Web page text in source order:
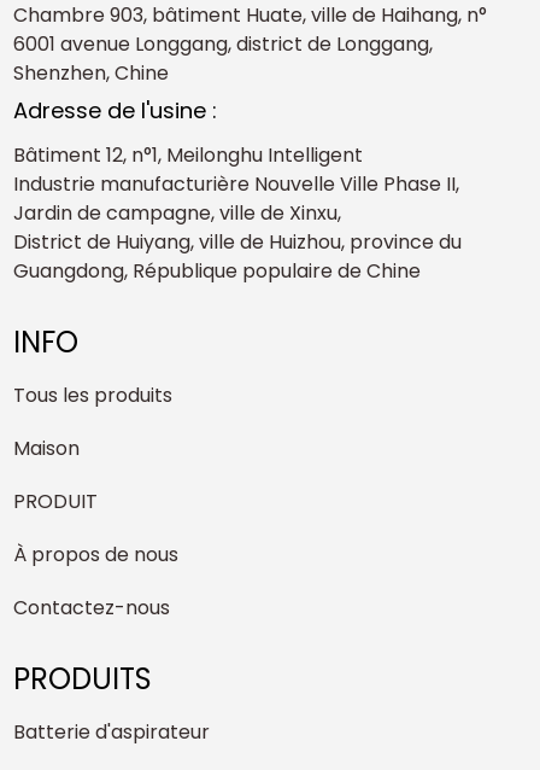
Chambre 903, bâtiment Huate, ville de Haihang, n°
6001 avenue Longgang, district de Longgang,
Shenzhen, Chine
Adresse de l'usine :
Bâtiment 12, n°1, Meilonghu Intelligent
Industrie manufacturière Nouvelle Ville Phase II,
Jardin de campagne, ville de Xinxu,
District de Huiyang, ville de Huizhou, province du
Guangdong, République populaire de Chine
INFO
Tous les produits
Maison
PRODUIT
À propos de nous
Contactez-nous
PRODUITS
Batterie d'aspirateur